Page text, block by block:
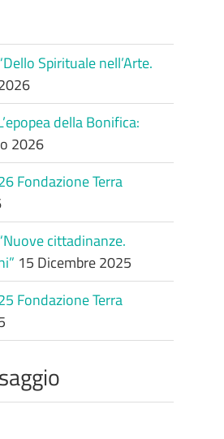
Spirituale nell’Arte.
della Bonifica:
2026
Fondazione Terra
cittadinanze.
15 Dicembre 2025
Fondazione Terra